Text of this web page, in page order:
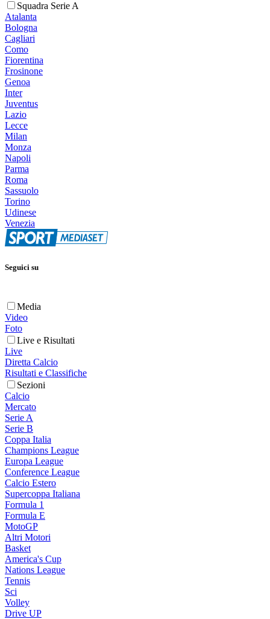
Squadra Serie A
Atalanta
Bologna
Cagliari
Como
Fiorentina
Frosinone
Genoa
Inter
Juventus
Lazio
Lecce
Milan
Monza
Napoli
Parma
Roma
Sassuolo
Torino
Udinese
Venezia
Seguici su
Media
Video
Foto
Live e Risultati
Live
Diretta Calcio
Risultati e Classifiche
Sezioni
Calcio
Mercato
Serie A
Serie B
Coppa Italia
Champions League
Europa League
Conference League
Calcio Estero
Supercoppa Italiana
Formula 1
Formula E
MotoGP
Altri Motori
Basket
America's Cup
Nations League
Tennis
Sci
Volley
Drive UP